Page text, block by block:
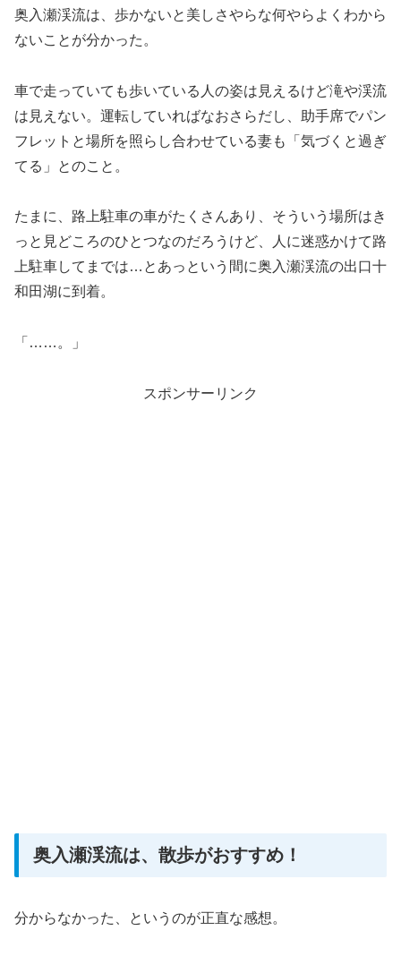
奥入瀬渓流は、歩かないと美しさやらな何やらよくわから
ないことが分かった。
車で走っていても歩いている人の姿は見えるけど滝や渓流
は見えない。運転していればなおさらだし、助手席でパン
フレットと場所を照らし合わせている妻も「気づくと過ぎ
てる」とのこと。
たまに、路上駐車の車がたくさんあり、そういう場所はき
っと見どころのひとつなのだろうけど、人に迷惑かけて路
上駐車してまでは…とあっという間に奥入瀬渓流の出口十
和田湖に到着。
「……。」
スポンサーリンク
奥入瀬渓流は、散歩がおすすめ！
分からなかった、というのが正直な感想。